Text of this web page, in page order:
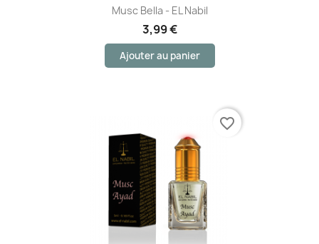
Musc Bella - EL Nabil
3,99 €
Ajouter au panier
favorite_border